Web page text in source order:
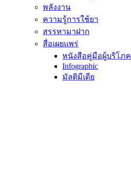
พลังงาน
ความรู้การใช้ยา
สรรหามาฝาก
สื่อเผยแพร่
หนังสือคู่มือผู้บริโภค
Infographic
มัลติมีเดีย